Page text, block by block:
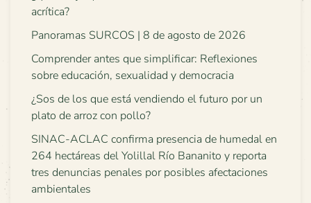
acrítica?
Panoramas SURCOS | 8 de agosto de 2026
Comprender antes que simplificar: Reflexiones
sobre educación, sexualidad y democracia
¿Sos de los que está vendiendo el futuro por un
plato de arroz con pollo?
SINAC-ACLAC confirma presencia de humedal en
264 hectáreas del Yolillal Río Bananito y reporta
tres denuncias penales por posibles afectaciones
ambientales